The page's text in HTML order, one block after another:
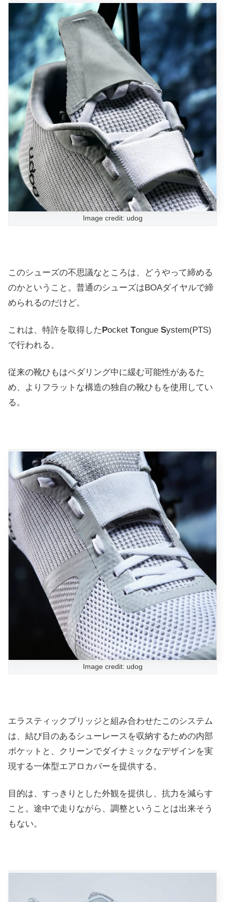
Image credit: udog
このシューズの不思議なところは、どうやって締める
のかということ。普通のシューズはBOAダイヤルで締
められるのだけど。
これは、特許を取得したPocket Tongue System(PTS)
で行われる。
従来の靴ひもはペダリング中に緩む可能性があるた
め、よりフラットな構造の独自の靴ひもを使用してい
る。
Image credit: udog
エラスティックブリッジと組み合わせたこのシステム
は、結び目のあるシューレースを収納するための内部
ポケットと、クリーンでダイナミックなデザインを実
現する一体型エアロカバーを提供する。
目的は、すっきりとした外観を提供し、抗力を減らす
こと。途中で走りながら、調整ということは出来そう
もない。